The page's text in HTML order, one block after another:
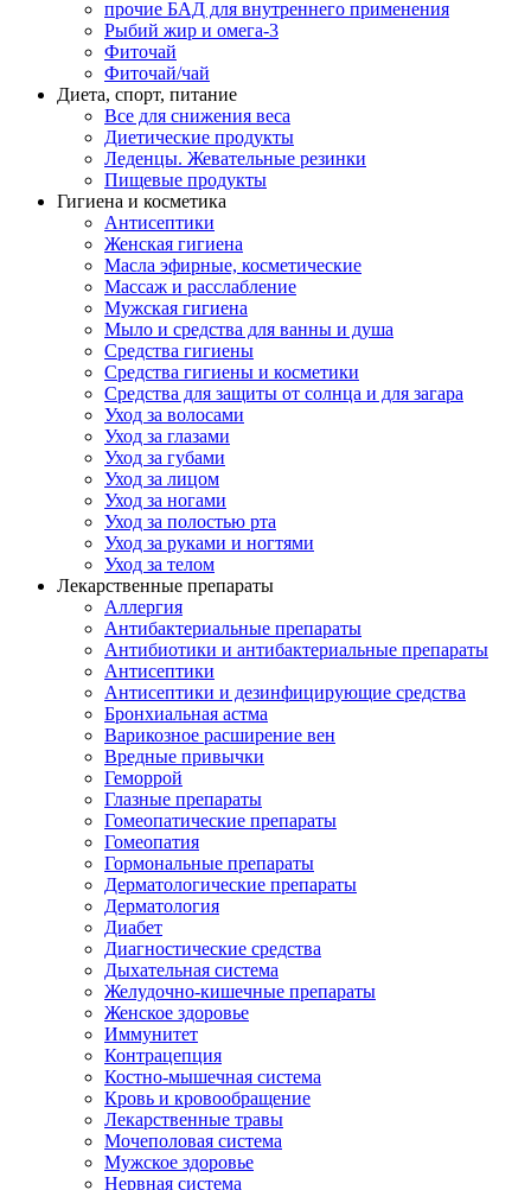
прочие БАД для внутреннего применения
Рыбий жир и омега-3
Фиточай
Фиточай/чай
Диета, спорт, питание
Все для снижения веса
Диетические продукты
Леденцы. Жевательные резинки
Пищевые продукты
Гигиена и косметика
Антисептики
Женская гигиена
Масла эфирные, косметические
Массаж и расслабление
Мужская гигиена
Мыло и средства для ванны и душа
Средства гигиены
Средства гигиены и косметики
Средства для защиты от солнца и для загара
Уход за волосами
Уход за глазами
Уход за губами
Уход за лицом
Уход за ногами
Уход за полостью рта
Уход за руками и ногтями
Уход за телом
Лекарственные препараты
Аллергия
Антибактериальные препараты
Антибиотики и антибактериальные препараты
Антисептики
Антисептики и дезинфицирующие средства
Бронхиальная астма
Варикозное расширение вен
Вредные привычки
Геморрой
Глазные препараты
Гомеопатические препараты
Гомеопатия
Гормональные препараты
Дерматологические препараты
Дерматология
Диабет
Диагностические средства
Дыхательная система
Желудочно-кишечные препараты
Женское здоровье
Иммунитет
Контрацепция
Костно-мышечная система
Кровь и кровообращение
Лекарственные травы
Мочеполовая система
Мужское здоровье
Нервная система